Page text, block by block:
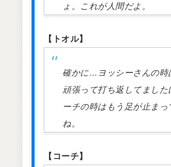
ょ。これが人間だよ。
【トオル】
確かに…ヨッシーさんの時
頑張って打ち返してました
ーチの時はもう足が止まっ
ね。
【コーチ】